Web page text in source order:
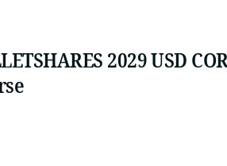
2029 USD